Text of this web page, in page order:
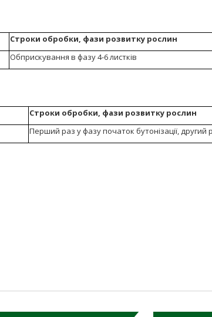
Строки обробки, фази розвитку рослин
Обприскування в фазу 4-6 листків
Строки обробки, фази розвитку рослин
Перший раз у фазу початок бутонізації, другий